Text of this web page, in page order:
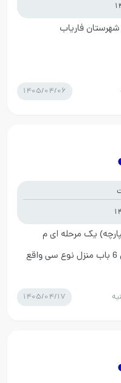
فاریاب
1405/04/06
یک مرحله ای م
م/04/0523 تعمیرات انتقالی و بهسازی 6 باب منزل نوع سی واقع
1405/04/17